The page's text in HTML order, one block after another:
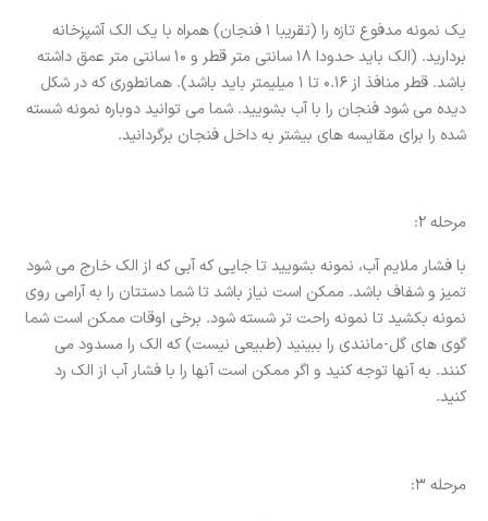
یک نمونه مدفوع تازه را (تقریبا 1 فنجان) همراه با یک الک آشپزخانه
بردارید. (الک باید حدودا 18 سانتی متر قطر و 10 سانتی متر عمق داشته
باشد. قطر منافذ از 0.16 تا 1 میلیمتر باید باشد). همانطوری که در شکل
دیده می شود فنجان را با آب بشویید. شما می توانید دوباره نمونه شسته
شده را برای مقایسه های بیشتر به داخل فنجان برگردانید.
مرحله 2:
با فشار ملایم آب، نمونه بشویید تا جایی که آبی که از الک خارج می شود
تمیز و شفاف باشد. ممکن است نیاز باشد تا شما دستتان را به آرامی روی
نمونه بکشید تا نمونه راحت تر شسته شود. برخی اوقات ممکن است شما
گوی های گل-مانندی را ببینید (طبیعی نیست) که الک را مسدود می
کنند. به آنها توجه کنید و اگر ممکن است آنها را با فشار آب از الک رد
کنید.
مرحله 3: